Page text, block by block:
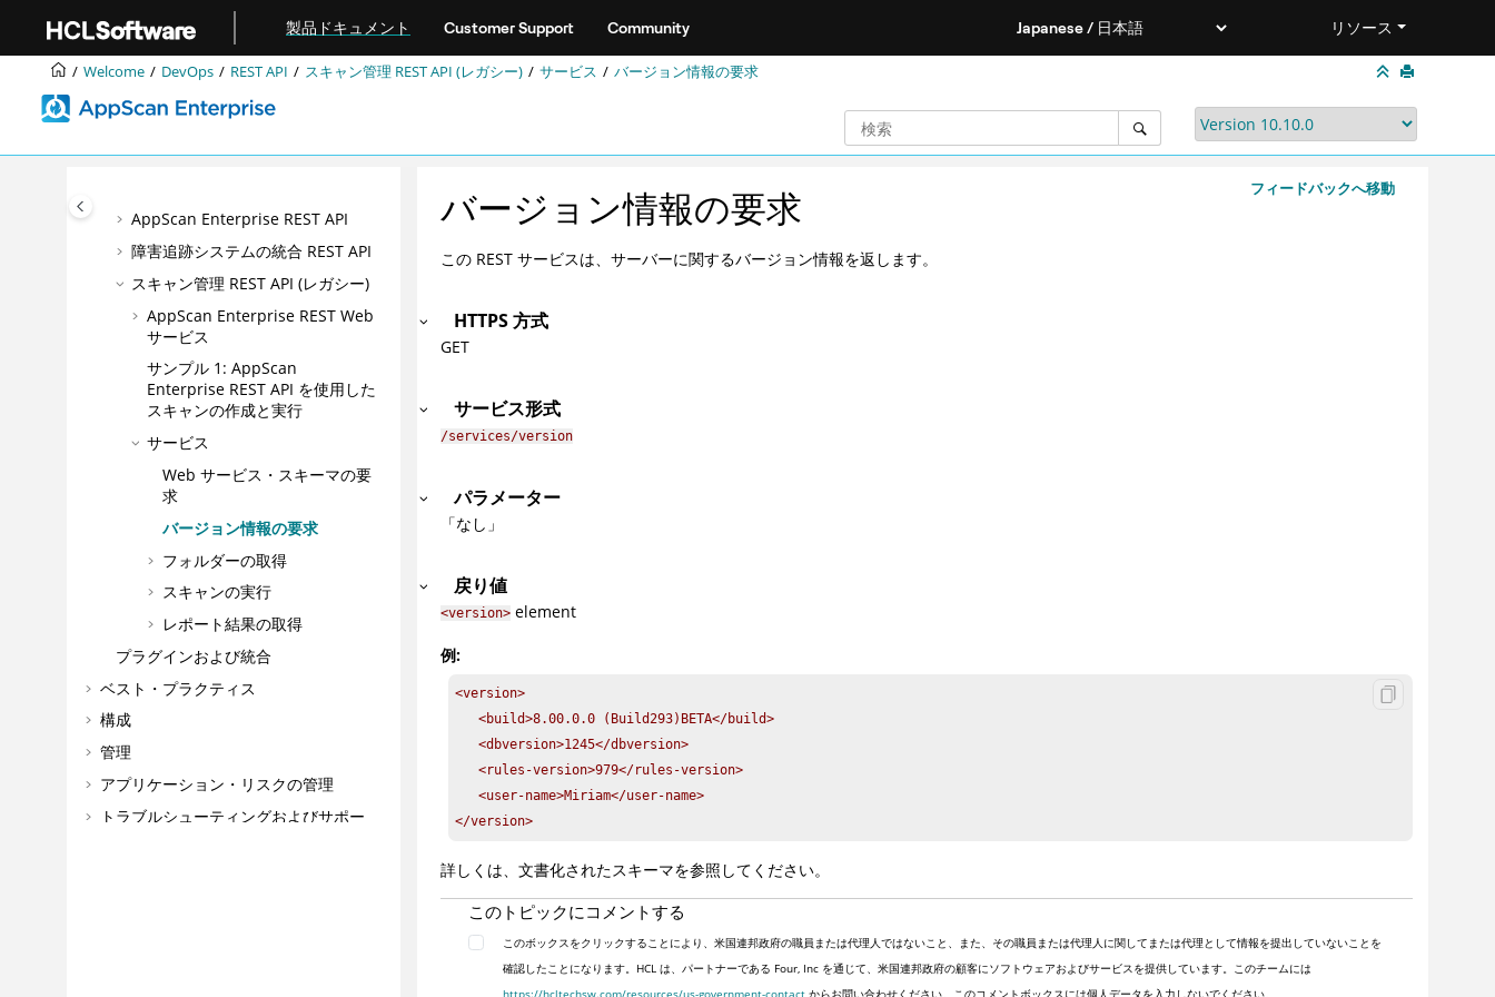
製品ドキュメント Customer Support Community リソース
Welcome DevOps REST API スキャン管理 REST API (レガシー) サービス バージョン情報の要求
インストール
アップグレードおよびマイグレーショ
統合
DevOps
AppScan Enterprise REST API
障害追跡システムの統合 REST API
スキャン管理 REST API (レガシー)
AppScan Enterprise REST Web
サービス
サンプル 1: AppScan
Enterprise REST API を使用した
スキャンの作成と実行
サービス
Web サービス・スキーマの要
求
バージョン情報の要求
フォルダーの取得
スキャンの実行
レポート結果の取得
プラグインおよび統合
ベスト・プラクティス
構成
管理
アプリケーション・リスクの管理
トラブルシューティングおよびサポー
フィードバックへ移動
バージョン情報の要求
この REST サービスは、サーバーに関するバージョン情報を返します。
HTTPS 方式
GET
サービス形式
/services/version
パラメーター
「なし」
戻り値
<version> element
例:
<version>
   <build>8.00.0.0 (Build293)BETA</build>
   <dbversion>1245</dbversion>
   <rules-version>979</rules-version>
   <user-name>Miriam</user-name>
</version>
詳しくは、文書化されたスキーマを参照してください。
このトピックにコメントする
このボックスをクリックすることにより、米国連邦政府の職員または代理人ではないこと、また、その職員または代理人に関してまたは代理として情報を提出していないことを
確認したことになります。HCL は、パートナーである Four, Inc を通じて、米国連邦政府の顧客にソフトウェアおよびサービスを提供しています。このチームには